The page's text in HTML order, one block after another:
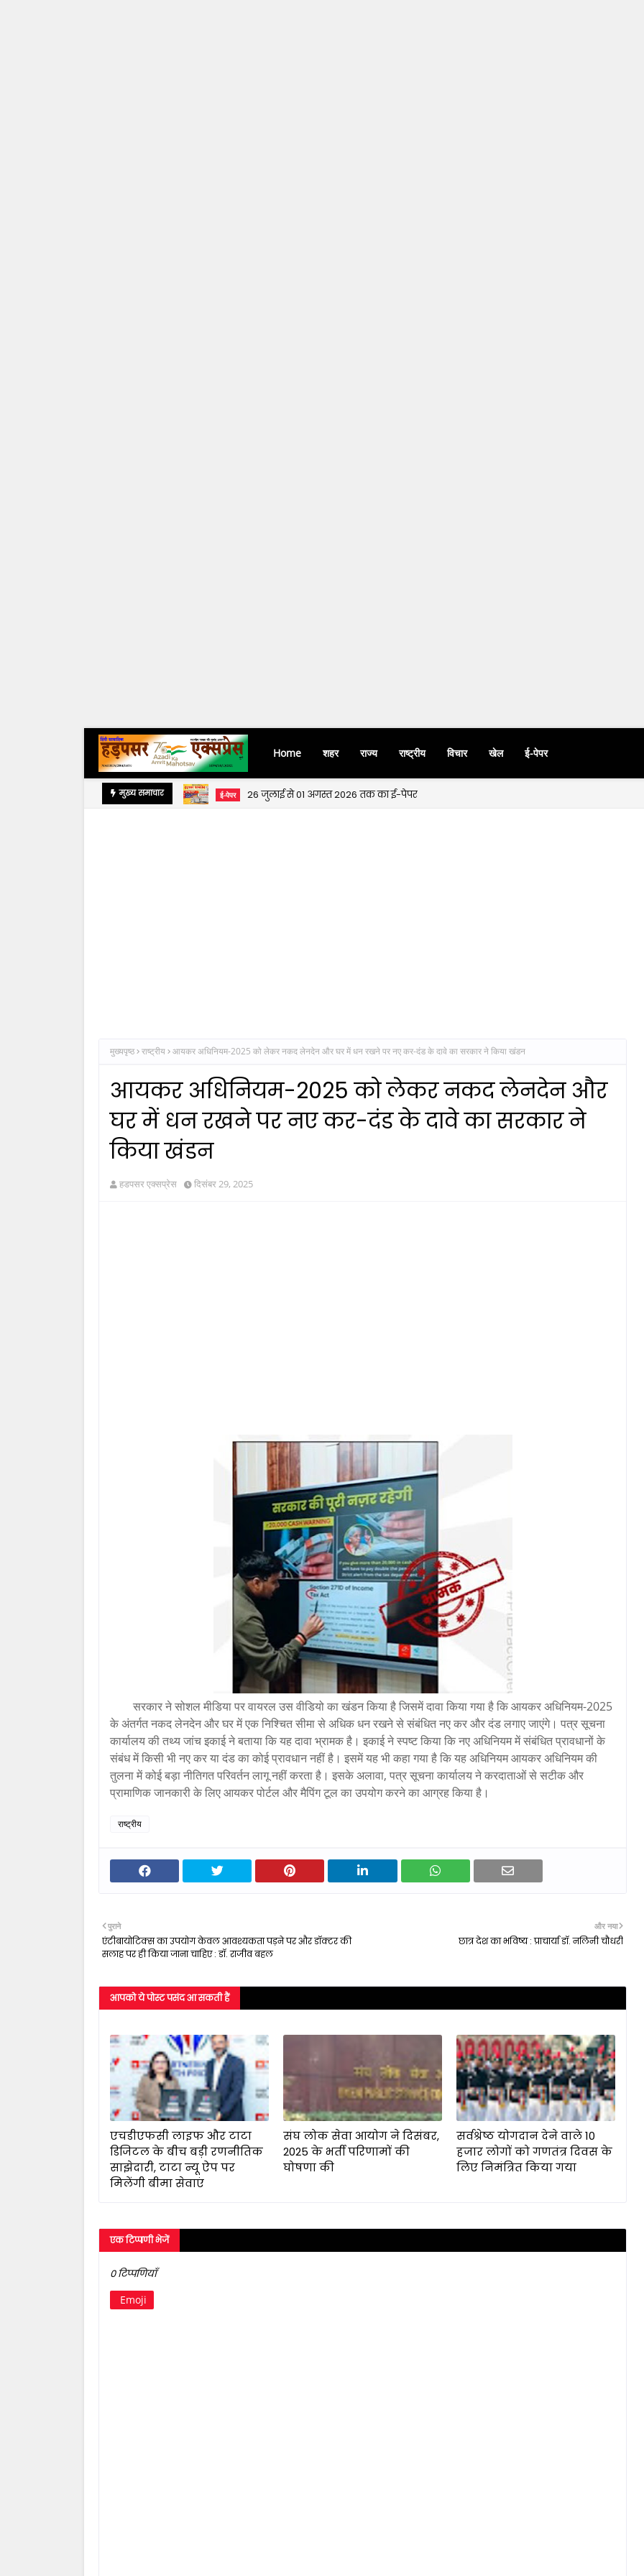
Home शहर राज्य राष्ट्रीय विचार खेल ई-पेपर
मुख्य समाचार ई-पेपर 26 जुलाई से 01 अगस्त 2026 तक का ई-पेपर
मुख्यपृष्ठ राष्ट्रीय आयकर अधिनियम-2025 को लेकर नकद लेनदेन और घर में धन रखने पर नए कर-दंड के दावे का सरकार ने किया खंडन
आयकर अधिनियम-2025 को लेकर नकद लेनदेन और
घर में धन रखने पर नए कर-दंड के दावे का सरकार ने
किया खंडन
हडपसर एक्सप्रेस दिसंबर 29, 2025
सरकार ने सोशल मीडिया पर वायरल उस वीडियो का खंडन किया है जिसमें दावा किया गया है कि आयकर अधिनियम-2025
के अंतर्गत नकद लेनदेन और घर में एक निश्चित सीमा से अधिक धन रखने से संबंधित नए कर और दंड लगाए जाएंगे। पत्र सूचना
कार्यालय की तथ्य जांच इकाई ने बताया कि यह दावा भ्रामक है। इकाई ने स्पष्ट किया कि नए अधिनियम में संबंधित प्रावधानों के
संबंध में किसी भी नए कर या दंड का कोई प्रावधान नहीं है। इसमें यह भी कहा गया है कि यह अधिनियम आयकर अधिनियम की
तुलना में कोई बड़ा नीतिगत परिवर्तन लागू नहीं करता है। इसके अलावा, पत्र सूचना कार्यालय ने करदाताओं से सटीक और
प्रामाणिक जानकारी के लिए आयकर पोर्टल और मैपिंग टूल का उपयोग करने का आग्रह किया है।
राष्ट्रीय
और नया
छात्र देश का भविष्य : प्राचार्या डॉ. नलिनी चौधरी
पुराने
एंटीबायोटिक्स का उपयोग केवल आवश्यकता पड़ने पर और डॉक्टर की
सलाह पर ही किया जाना चाहिए : डॉ. राजीव बहल
आपको ये पोस्ट पसंद आ सकती हैं
एचडीएफसी लाइफ और टाटा
डिजिटल के बीच बड़ी रणनीतिक
साझेदारी, टाटा न्यू ऐप पर
मिलेंगी बीमा सेवाएं
संघ लोक सेवा आयोग ने दिसंबर,
2025 के भर्ती परिणामों की
घोषणा की
सर्वश्रेष्ठ योगदान देने वाले 10
हजार लोगों को गणतंत्र दिवस के
लिए निमंत्रित किया गया
एक टिप्पणी भेजें
0 टिप्पणियाँ
Emoji